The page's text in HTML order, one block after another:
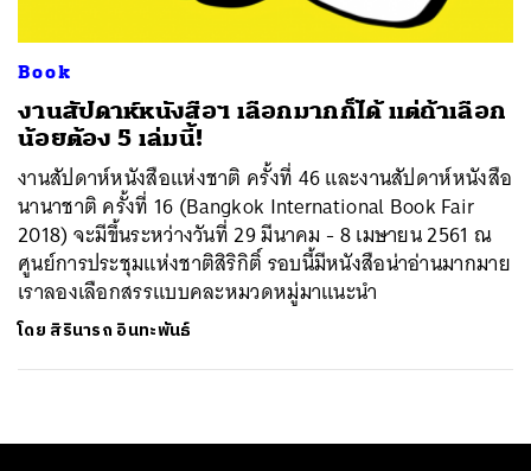
Book
งานสัปดาห์หนังสือฯ เลือกมากก็ได้ แต่ถ้าเลือก
น้อยต้อง 5 เล่มนี้!
งานสัปดาห์หนังสือแห่งชาติ ครั้งที่ 46 และงานสัปดาห์หนังสือ
นานาชาติ ครั้งที่ 16 (Bangkok International Book Fair
2018) จะมีขึ้นระหว่างวันที่ 29 มีนาคม - 8 เมษายน 2561 ณ
ศูนย์การประชุมแห่งชาติสิริกิติ์ รอบนี้มีหนังสือน่าอ่านมากมาย
เราลองเลือกสรรแบบคละหมวดหมู่มาแนะนำ
โดย สิรินารถ อินทะพันธ์
SHARE TWEET LINE EMAIL